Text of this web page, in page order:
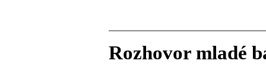
Rozhovor mladé